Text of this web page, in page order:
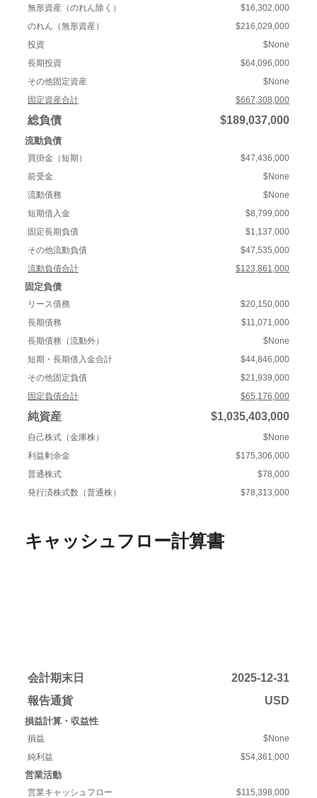
無形資産（のれん除く）
$16,302,000
のれん（無形資産）
$216,029,000
投資
$None
長期投資
$64,096,000
その他固定資産
$None
固定資産合計
$667,308,000
総負債 $189,037,000
流動負債
買掛金（短期）
$47,436,000
前受金
$None
流動債務
$None
短期借入金
$8,799,000
固定長期負債
$1,137,000
その他流動負債
$47,535,000
流動負債合計
$123,861,000
固定負債
リース債務
$20,150,000
長期債務
$11,071,000
長期債務（流動外）
$None
短期・長期借入金合計
$44,846,000
その他固定負債
$21,939,000
固定負債合計
$65,176,000
純資産 $1,035,403,000
自己株式（金庫株）
$None
利益剰余金
$175,306,000
普通株式
$78,000
発行済株式数（普通株）
$78,313,000
キャッシュフロー計算書
会計期末日
2025-12-31
報告通貨
USD
損益計算・収益性
損益
$None
純利益
$54,361,000
営業活動
営業キャッシュフロー $115,398,000